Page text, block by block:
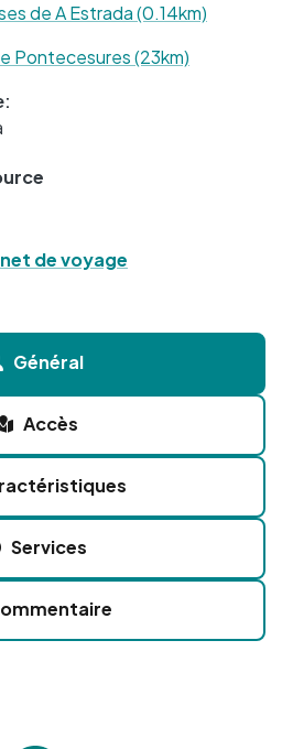
de A Estrada (0.14km)
Pontecesures (23km)
de voyage
Général
Accès
Services